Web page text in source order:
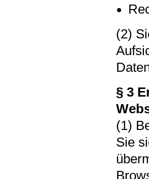
(2)
§ 3
(1)
Sie